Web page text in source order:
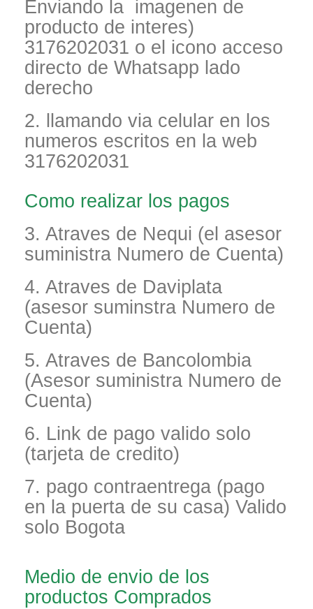
Enviando la imagenen de
producto de interes)
3176202031 o el icono acceso
directo de Whatsapp lado
derecho
2. llamando via celular en los
numeros escritos en la web
3176202031
Como realizar los pagos
3. Atraves de Nequi (el asesor
suministra Numero de Cuenta)
4. Atraves de Daviplata
(asesor suminstra Numero de
Cuenta)
5. Atraves de Bancolombia
(Asesor suministra Numero de
Cuenta)
6. Link de pago valido solo
(tarjeta de credito)
7. pago contraentrega (pago
en la puerta de su casa) Valido
solo Bogota
Medio de envio de los
productos Comprados